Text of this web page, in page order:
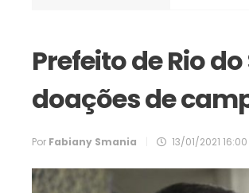
Prefeito de Rio
doações de
Por Fabiany Smania 13/01/2021 16:00